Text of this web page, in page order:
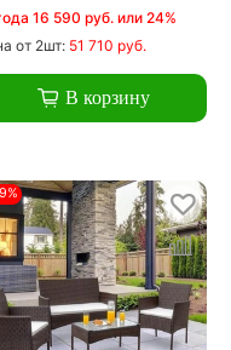
16 590 руб. или 24%
от 2шт: 51 710 руб.
В корзину